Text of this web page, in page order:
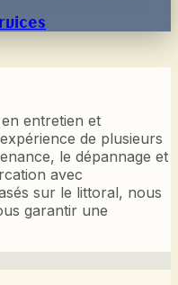
entretien et
de plusieurs
le dépannage et
avec
sur le littoral, nous
garantir une